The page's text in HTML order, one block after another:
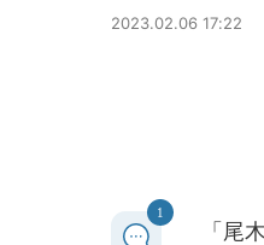
2023.02.06 17:22
1
「尾